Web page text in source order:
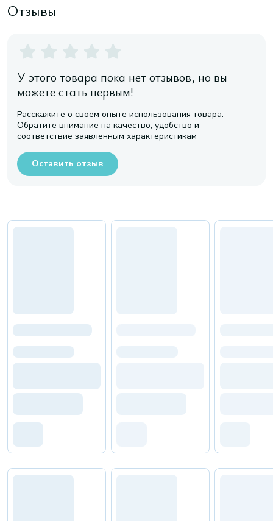
Отзывы
У этого товара пока нет отзывов, но вы
можете стать первым!
Расскажите о своем опыте использования товара.
Обратите внимание на качество, удобство и
соответствие заявленным характеристикам
Оставить отзыв